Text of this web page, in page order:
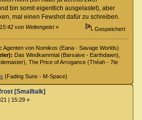
bin somit eigentlich ausgelastet), aber
mal einen Fewshot dafür zu schreiben.
von Weltengeist» Gespeichert
Agenten von Nomikos (Eana - Savage Worlds)
Das Windkammtal (Barsaive - Earthdawn),
The Price of Arrogance (Théah - 7te
(Fading Suns - M-Space)
[Smalltalk]
| 15:29 »